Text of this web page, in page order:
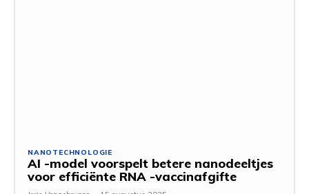
NANOTECHNOLOGIE
AI -model voorspelt betere nanodeeltjes
voor efficiënte RNA -vaccinafgifte